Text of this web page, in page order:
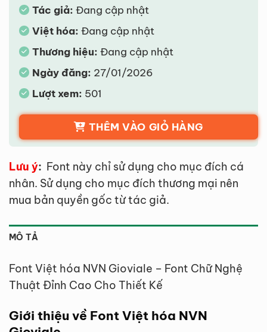
Tác giả: Đang cập nhật
Việt hóa: Đang cập nhật
Thương hiệu: Đang cập nhật
Ngày đăng: 27/01/2026
Lượt xem: 501
THÊM VÀO GIỎ HÀNG
Lưu ý: Font này chỉ sử dụng cho mục đích cá
nhân. Sử dụng cho mục đích thương mại nên
mua bản quyền gốc từ tác giả.
MÔ TẢ
Font Việt hóa NVN Gioviale – Font Chữ Nghệ
Thuật Đỉnh Cao Cho Thiết Kế
Giới thiệu về Font Việt hóa NVN